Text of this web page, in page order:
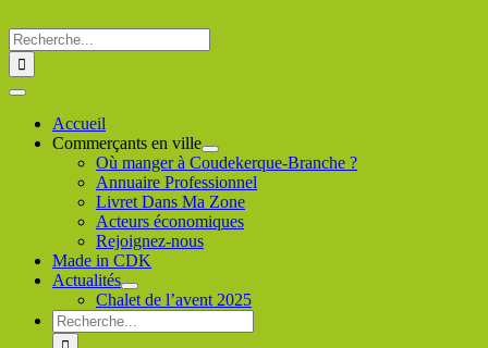
au
contenu
Rechercher
:
Toggle
NavigationAccueil
Commerçants en ville
Où manger à Coudekerque-Branche ?
Annuaire Professionnel
Livret Dans Ma Zone
Acteurs économiques
Rejoignez-nous
Made in CDK
Actualités
Chalet de l’avent 2025
Rechercher
: